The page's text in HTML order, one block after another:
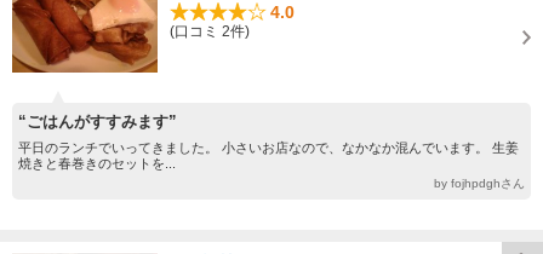
4.0
(口コミ 2件)
“ごはんがすすみます”
平日のランチでいってきました。 小さいお店なので、なかなか混んでいます。 生姜
焼きと春巻きのセットを...
by fojhpdghさん